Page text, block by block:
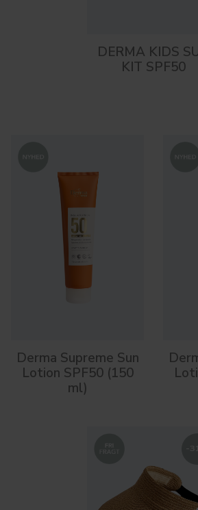
DERMA KIDS
KIT SPF50
Derma Supreme Sun
Lotion SPF50 (150
ml)